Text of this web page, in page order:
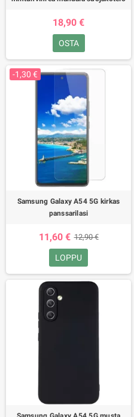
18,90 €
OSTA
-1,30 €
Samsung Galaxy A54 5G kirkas
panssarilasi
11,60 € 12,90 €
LOPPU